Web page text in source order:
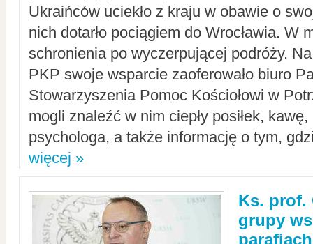
Ukraińców uciekło z kraju w obawie o
nich dotarło pociągiem do Wrocławia. W
schronienia po wyczerpującej podróży.
PKP swoje wsparcie zaoferowało biuro
Stowarzyszenia Pomoc Kościołowi w
mogli znaleźć w nim ciepły posiłek,
psychologa, a także informację o tym,
więcej »
Ks. prof.
grupy
parafiach